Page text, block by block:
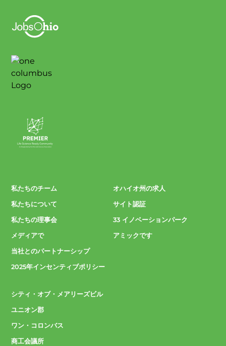
私たちのチーム
私たちについて
私たちの理事会
メディアで
当社とのパートナーシップ
2025年インセンティブポリシー
オハイオ州の求人
サイト認証
33 イノベーションパーク
アミックです
シティ・オブ・メアリーズビル
ユニオン郡
ワン・コロンバス
商工会議所